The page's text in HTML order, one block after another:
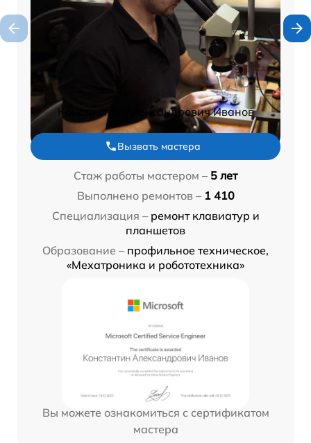
Константин Александрович Иванов
Вызвать мастера
Стаж работы мастером – 5 лет
Выполнено ремонтов – 1 410
Специализация – ремонт клавиатур и
планшетов
Образование – профильное техническое,
«Мехатроника и робототехника»
Вы можете ознакомиться с сертификатом
мастера